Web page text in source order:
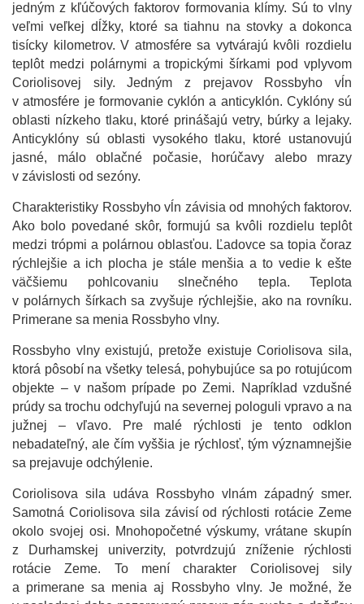
jedným z kľúčových faktorov formovania klímy. Sú to vlny
veľmi veľkej dĺžky, ktoré sa tiahnu na stovky a dokonca
tisícky kilometrov. V atmosfére sa vytvárajú kvôli rozdielu
teplôt medzi polárnymi a tropickými šírkami pod vplyvom
Coriolisovej sily. Jedným z prejavov Rossbyho vĺn
v atmosfére je formovanie cyklón a anticyklón. Cyklóny sú
oblasti nízkeho tlaku, ktoré prinášajú vetry, búrky a lejaky.
Anticyklóny sú oblasti vysokého tlaku, ktoré ustanovujú
jasné, málo oblačné počasie, horúčavy alebo mrazy
v závislosti od sezóny.
Charakteristiky Rossbyho vĺn závisia od mnohých faktorov.
Ako bolo povedané skôr, formujú sa kvôli rozdielu teplôt
medzi trópmi a polárnou oblasťou. Ľadovce sa topia čoraz
rýchlejšie a ich plocha je stále menšia a to vedie k ešte
väčšiemu pohlcovaniu slnečného tepla. Teplota
v polárnych šírkach sa zvyšuje rýchlejšie, ako na rovníku.
Primerane sa menia Rossbyho vlny.
Rossbyho vlny existujú, pretože existuje Coriolisova sila,
ktorá pôsobí na všetky telesá, pohybujúce sa po rotujúcom
objekte – v našom prípade po Zemi. Napríklad vzdušné
prúdy sa trochu odchyľujú na severnej pologuli vpravo a na
južnej – vľavo. Pre malé rýchlosti je tento odklon
nebadateľný, ale čím vyššia je rýchlosť, tým významnejšie
sa prejavuje odchýlenie.
Coriolisova sila udáva Rossbyho vlnám západný smer.
Samotná Coriolisova sila závisí od rýchlosti rotácie Zeme
okolo svojej osi. Mnohopočetné výskumy, vrátane skupín
z Durhamskej univerzity, potvrdzujú zníženie rýchlosti
rotácie Zeme. To mení charakter Coriolisovej sily
a primerane sa menia aj Rossbyho vlny. Je možné, že